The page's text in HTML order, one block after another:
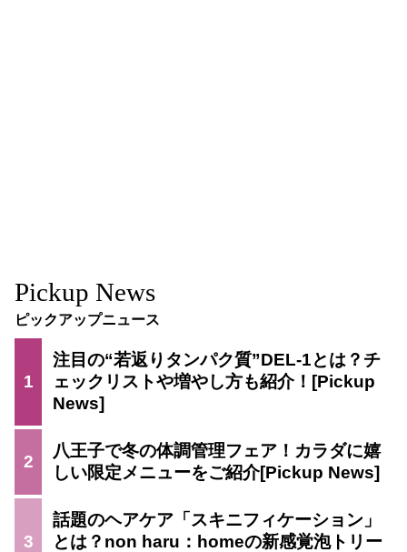
Pickup News
ピックアップニュース
1
注目の“若返りタンパク質”DEL-1とは？チ
ェックリストや増やし方も紹介！
2
八王子で冬の体調管理フェア！カラダに嬉
しい限定メニューをご紹介
3
話題のヘアケア「スキニフィケーション」
とは？non haru：homeの新感覚泡トリー